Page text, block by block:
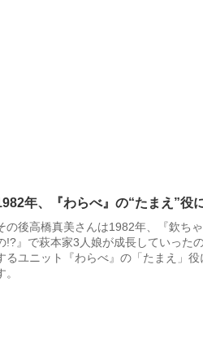
年、『わらべ』の“たまえ”役
の後高橋真美さんは1982年、『欽ち
!?』で萩本家3人娘が成長していった
るユニット『わらべ』の「たまえ」
。